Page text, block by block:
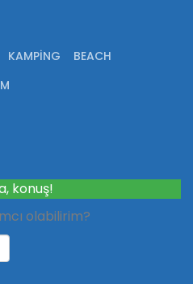
KAMPING
BEACH
konuş!
olabilirim?